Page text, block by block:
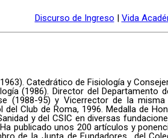
Discurso de Ingreso | Vida
Catedrático de Fisiología y
(1986). Director del
(1988-95) y Vicerrector de la
Club de Roma, 1996. Medalla de
y del CSIC en diversas
publicado unos 200 artículos y